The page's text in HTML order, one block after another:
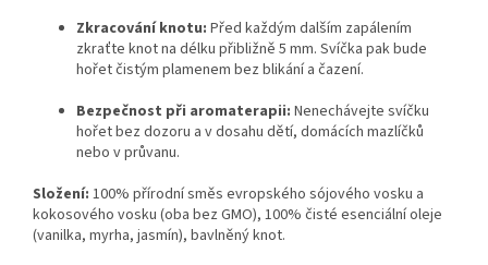
Zkracování knotu: Před každým dalším zapálením
zkraťte knot na délku přibližně 5 mm. Svíčka pak bude
hořet čistým plamenem bez blikání a čazení.
Bezpečnost při aromaterapii: Nenechávejte svíčku
hořet bez dozoru a v dosahu dětí, domácích mazlíčků
nebo v průvanu.
Složení: 100% přírodní směs evropského sójového vosku a
kokosového vosku (oba bez GMO), 100% čisté esenciální oleje
(vanilka, myrha, jasmín), bavlněný knot.